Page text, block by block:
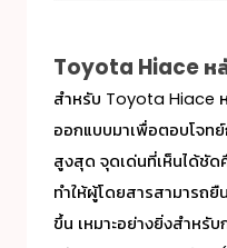
Toyota Hiace ห
สำหรับ Toyota Hiace
ออกแบบมาเพื่อตอบโจท
สูงสุด จุดเด่นที่เห็นได้ชัด
ทำให้ผู้โดยสารสามารถยื
ขึ้น เหมาะอย่างยิ่งสำหรั